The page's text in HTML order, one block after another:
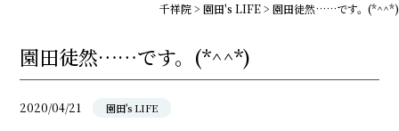
千祥院> 園田's LIFE> 園田徒然……です。(*^^*)
園田徒然……です。(*^^*)
2020/04/21 園田's LIFE